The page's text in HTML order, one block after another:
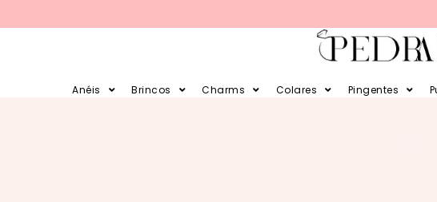
Anéis Brincos Charms Colares Pingentes